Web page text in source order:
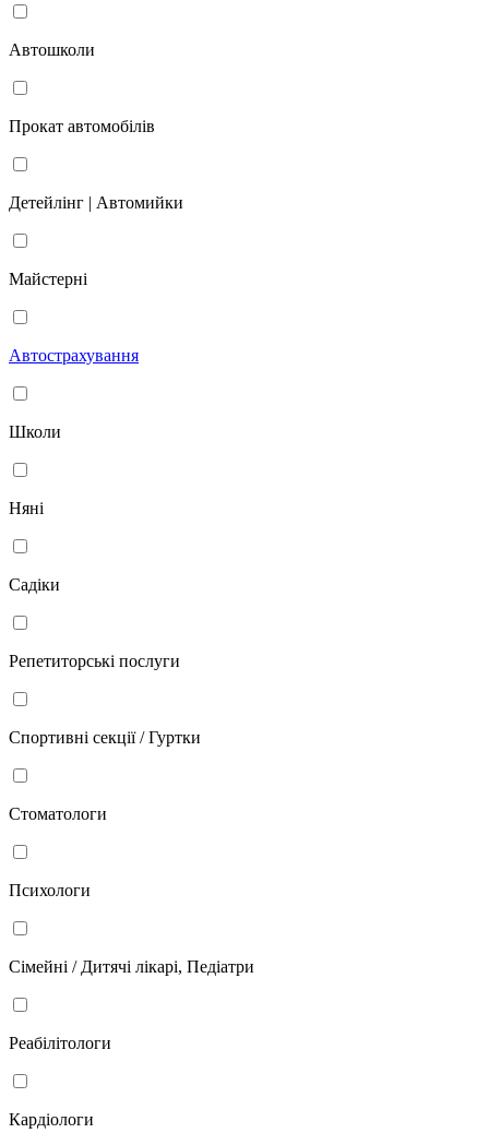
Автошколи
Прокат автомобілів
Детейлінг | Автомийки
Майстерні
Автострахування
Школи
Няні
Садіки
Репетиторські послуги
Спортивні секції / Гуртки
Стоматологи
Психологи
Сімейні / Дитячі лікарі, Педіатри
Реабілітологи
Кардіологи